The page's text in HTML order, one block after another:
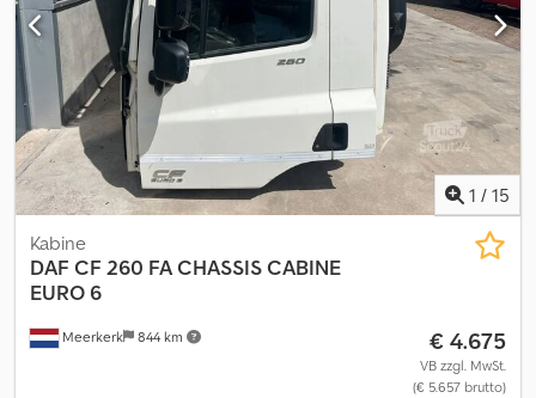
1 / 15
Meerkerk 844 km
Kabine
DAF CF 260 FA CHASSIS CABINE
EURO 6
€ 4.675
VB zzgl. MwSt.
(€ 5.657 brutto)